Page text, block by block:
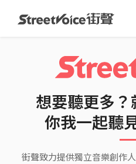
想要聽更多
你我一起聽
街聲致力提供獨立音樂創作